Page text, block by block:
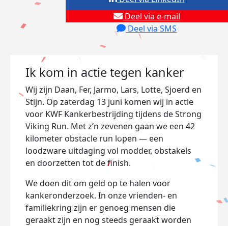
Deel via e-mail
Deel via SMS
Ik kom in actie tegen kanker
Wij zijn Daan, Fer, Jarmo, Lars, Lotte, Sjoerd en
Stijn. Op zaterdag 13 juni komen wij in actie
voor KWF Kankerbestrijding tijdens de Strong
Viking Run. Met z’n zevenen gaan we een 42
kilometer obstacle run lopen — een
loodzware uitdaging vol modder, obstakels
en doorzetten tot de finish.
We doen dit om geld op te halen voor
kankeronderzoek. In onze vrienden- en
familiekring zijn er genoeg mensen die
geraakt zijn en nog steeds geraakt worden